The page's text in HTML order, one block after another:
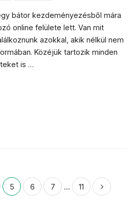
bátor kezdeményezésből mára
online felülete lett. Van mit
azokkal, akik nélkül nem
Közéjük tartozik minden
is …
5 6 7 … 11